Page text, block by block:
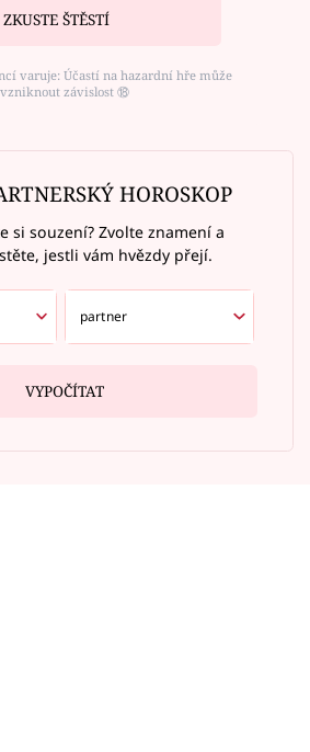
ZKUSTE ŠTĚSTÍ
varuje: Účastí na hazardní hře může
vzniknout závislost ⑱
HOROSKOP
si souzení? Zvolte znamení a
jestli vám hvězdy přejí.
VYPOČÍTAT